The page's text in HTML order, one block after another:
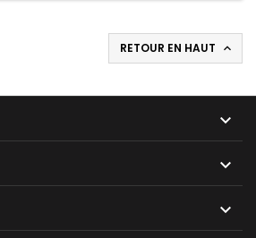
RETOUR EN HAUT 


